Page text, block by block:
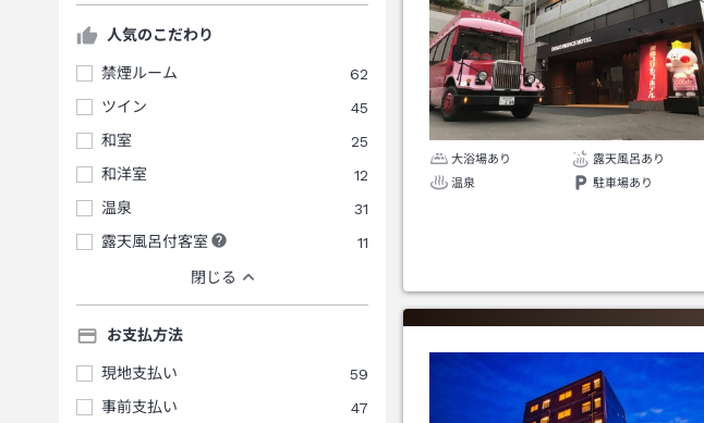
人気のこだわり
禁煙ルーム
62
ツイン
45
和室
25
和洋室
12
温泉
31
露天風呂付客室
11
閉じる
お支払方法
現地支払い
59
事前支払い
47
大浴場あり
露天風呂あり
温泉
駐車場あり